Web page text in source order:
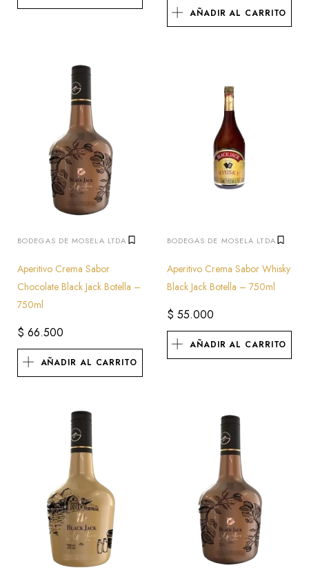
AÑADIR AL CARRITO
BODEGAS DE MOSELA LTDA
Aperitivo Crema Sabor
Chocolate Black Jack Botella –
750ml
$ 66.500
AÑADIR AL CARRITO
BODEGAS DE MOSELA LTDA
Aperitivo Crema Sabor Whisky
Black Jack Botella – 750ml
$ 55.000
AÑADIR AL CARRITO